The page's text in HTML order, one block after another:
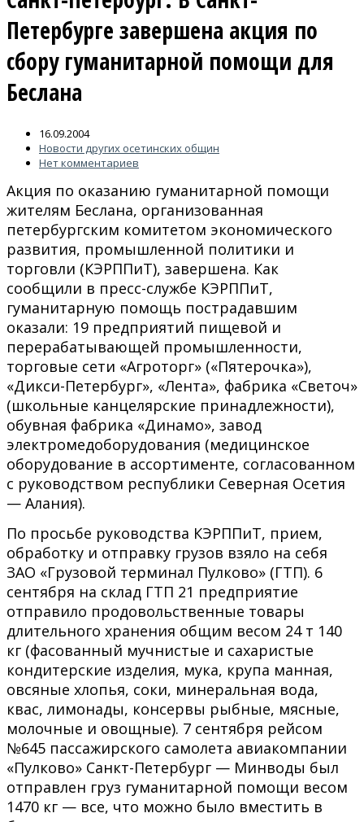
Петербурге завершена акция по
сбору гуманитарной помощи для
Беслана
16.09.2004
Новости других осетинских общин
Нет комментариев
Акция по оказанию гуманитарной помощи
жителям Беслана, организованная
петербургским комитетом экономического
развития, промышленной политики и
торговли (КЭРППиТ), завершена. Как
сообщили в пресс-службе КЭРППиТ,
гуманитарную помощь пострадавшим
оказали: 19 предприятий пищевой и
перерабатывающей промышленности,
торговые сети «Агроторг» («Пятерочка»),
«Дикси-Петербург», «Лента», фабрика «Светоч»
(школьные канцелярские принадлежности),
обувная фабрика «Динамо», завод
электромедоборудования (медицинское
оборудование в ассортименте, согласованном
с руководством республики Северная Осетия
— Алания).
По просьбе руководства КЭРППиТ, прием,
обработку и отправку грузов взяло на себя
ЗАО «Грузовой терминал Пулково» (ГТП). 6
сентября на склад ГТП 21 предприятие
отправило продовольственные товары
длительного хранения общим весом 24 т 140
кг (фасованный мучнистые и сахаристые
кондитерские изделия, мука, крупа манная,
овсяные хлопья, соки, минеральная вода,
квас, лимонады, консервы рыбные, мясные,
молочные и овощные). 7 сентября рейсом
№645 пассажирского самолета авиакомпании
«Пулково» Санкт-Петербург — Минводы был
отправлен груз гуманитарной помощи весом
1470 кг — все, что можно было вместить в